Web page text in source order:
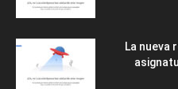
La nueva